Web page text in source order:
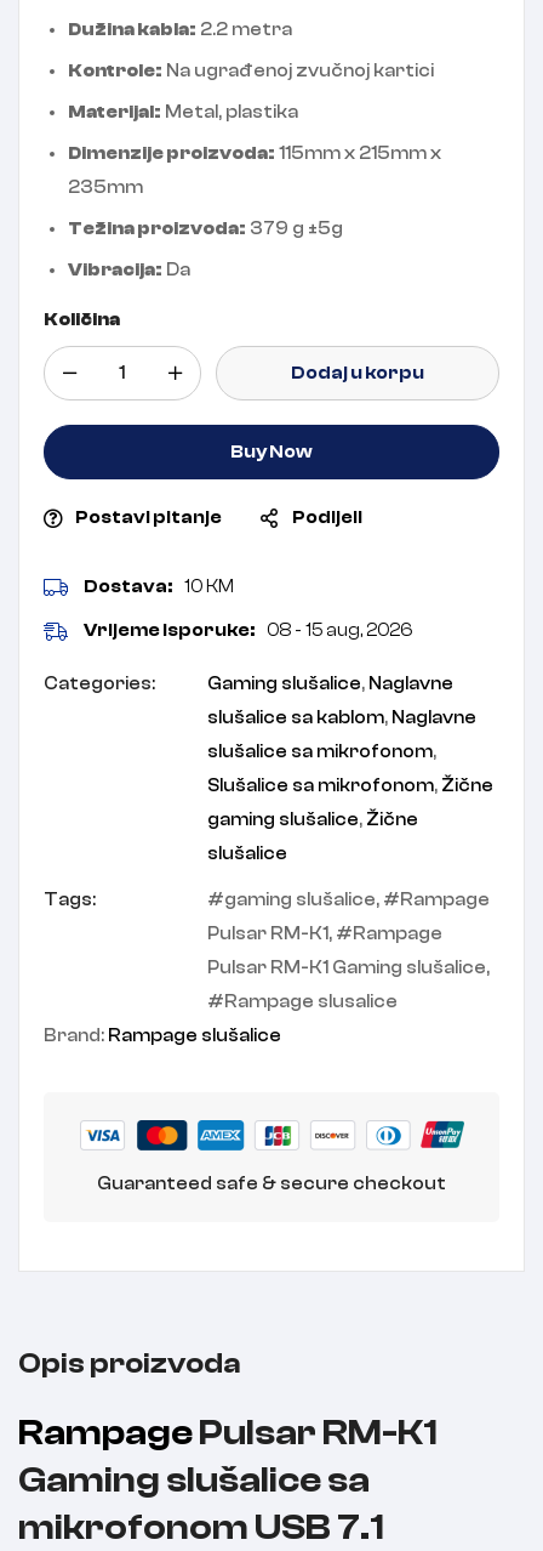
Dužina kabla: 2.2 metra
Kontrole: Na ugrađenoj zvučnoj kartici
Materijal: Metal, plastika
Dimenzije proizvoda: 115mm x 215mm x
235mm
Težina proizvoda: 379 g ±5g
Vibracija: Da
Količina
Dodaj u korpu
Buy Now
Postavi pitanje Podijeli
Dostava: 10 KM
Vrijeme isporuke: 08 - 15 aug, 2026
Categories: Gaming slušalice, Naglavne
slušalice sa kablom, Naglavne
slušalice sa mikrofonom,
Slušalice sa mikrofonom, Žične
gaming slušalice, Žične
slušalice
Tags: gaming slušalice,
Rampage
Pulsar RM-K1,
Rampage
Pulsar RM-K1 Gaming slušalice,
Rampage slusalice
Brand: Rampage slušalice
Guaranteed safe & secure checkout
Opis proizvoda
RampagePulsar RM-K1
Gaming slušalice sa
mikrofonom USB 7.1